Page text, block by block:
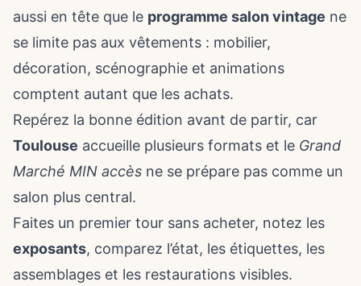
aussi en tête que le programme salon vintage ne
se limite pas aux vêtements : mobilier,
décoration, scénographie et animations
comptent autant que les achats.
Repérez la bonne édition avant de partir, car
Toulouse accueille plusieurs formats et le Grand
Marché MIN accès ne se prépare pas comme un
salon plus central.
Faites un premier tour sans acheter, notez les
exposants, comparez l’état, les étiquettes, les
assemblages et les restaurations visibles.